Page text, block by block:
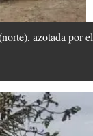
azotada por el